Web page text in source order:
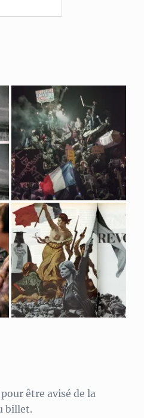
être avisé de la
billet.